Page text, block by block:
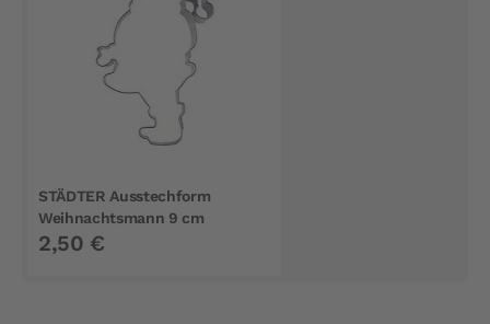
STÄDTER Ausstechform
Weihnachtsmann 9 cm
2,50 €